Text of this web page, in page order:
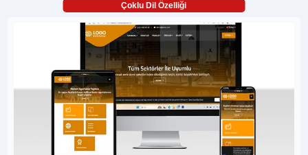
Çoklu Dil Özelliği